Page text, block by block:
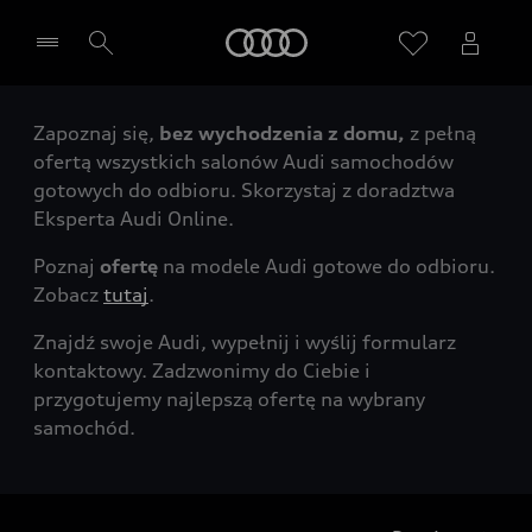
Wybierz Twojego Partnera Audi
Zapoznaj się, bez wychodzenia z domu, z pełną
ofertą wszystkich salonów Audi samochodów
gotowych do odbioru. Skorzystaj z doradztwa
Eksperta Audi Online.
Poznaj ofertę na modele Audi gotowe do odbioru.
Zobacz tutaj.
Znajdź swoje Audi, wypełnij i wyślij formularz
kontaktowy. Zadzwonimy do Ciebie i
przygotujemy najlepszą ofertę na wybrany
samochód.